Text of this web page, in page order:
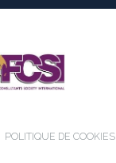
POLITIQUE DE COOKIES